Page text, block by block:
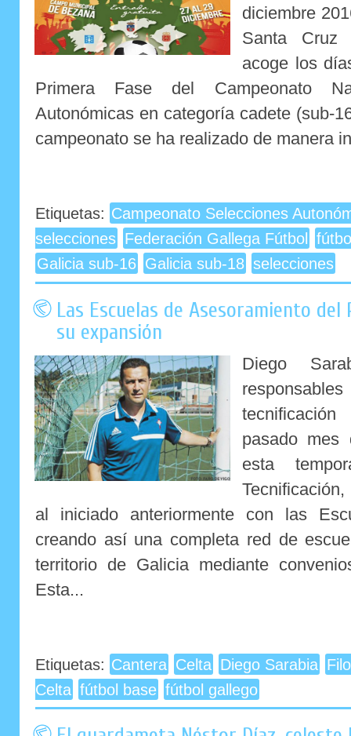
diciembre
Santa Cruz
acoge los
Primera Fase del Campeonato
Autonómicas en categoría cadete (sub-
campeonato se ha realizado de manera
Etiquetas: Campeonato Selecciones
selecciones Federación Gallega Fútbol
Galicia sub-16 Galicia sub-18 selecciones
Las Escuelas de Asesoramiento del
su expansión
Diego
pasado mes
esta
al iniciado anteriormente con las
creando así una completa red de
territorio de Galicia mediante
Esta...
Etiquetas: Cantera Celta Diego Sarabia
Celta fútbol base fútbol gallego